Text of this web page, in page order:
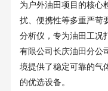
为户外油田项目的核心
扰、便携性等多重严苛
分析仪，专为油田工况
有限公司长庆油田分公
境提供了稳定可靠的气
的优选设备。